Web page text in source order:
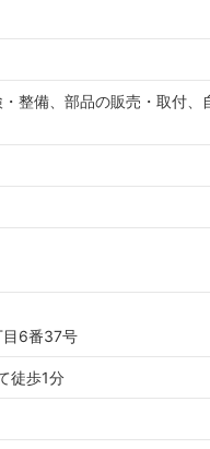
整備、部品の販売・取付
目6番37号
徒歩1分